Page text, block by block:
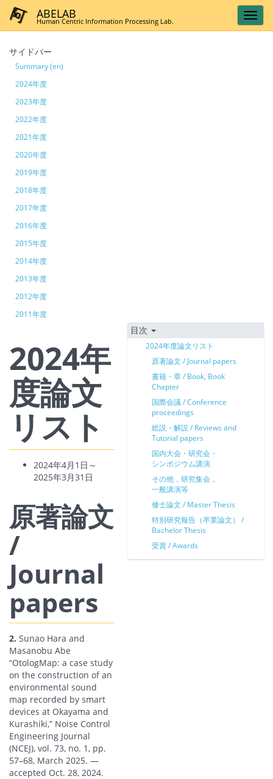
ABELAB
Human Centric Information Processing Lab.
サイドバー
Summary (en)
2024年度
2023年度
2022年度
2021年度
2020年度
2019年度
2018年度
2017年度
2016年度
2015年度
2014年度
2013年度
2012年度
2011年度
目次
2024年度論文リスト
原著論文 / Journal papers
書籍・章 / Book, Book
Chapter
国際会議 / Conference
proceedings
総説・解説 / Reviews and
Tutorial papers
国内大会・研究会・
シンポジウム講演
その他，研究集会，
一般講演等
修士論文 / Master Thesis
特別研究報告（卒業論文） /
Bachelor Thesis
受賞 / Awards
2024年
度論文
リスト
2024年4月1日～
2025年3月31日
原著論文
/
Journal
papers
2. Sunao Hara and
Masanobu Abe
“OtologMap: a case study
on the construction of an
environmental sound
map recorded by smart
devices at Okayama and
Kurashiki,” Noise Control
Engineering Journal
(NCEJ), vol. 73, no. 1, pp.
57–68, March 2025. —
accepted Oct. 28, 2024.